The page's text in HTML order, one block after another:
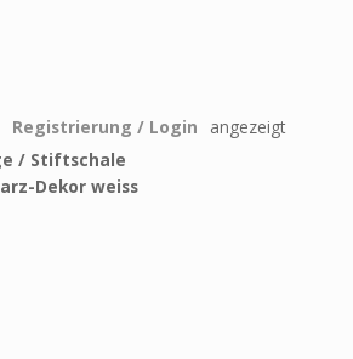
Registrierung / Login
angezeigt
/ Stiftschale
Dekor weiss